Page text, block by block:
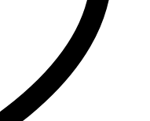
– بنزالکونیوم کلرید
– گلیسیرین